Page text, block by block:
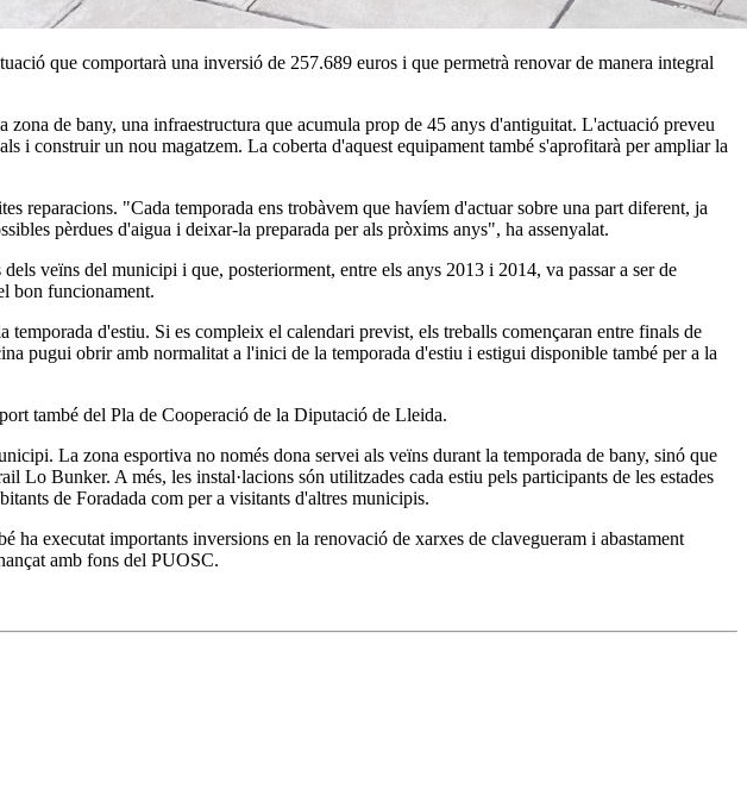
que comportarà una inversió de 257.689 euros i que permetrà renovar de manera integral
de bany, una infraestructura que acumula prop de 45 anys d'antiguitat. L'actuació preveu
i construir un nou magatzem. La coberta d'aquest equipament també s'aprofitarà per ampliar la
reparacions. "Cada temporada ens trobàvem que havíem d'actuar sobre una part diferent, ja
pèrdues d'aigua i deixar-la preparada per als pròxims anys", ha assenyalat.
veïns del municipi i que, posteriorment, entre els anys 2013 i 2014, va passar a ser de
bon funcionament.
d'estiu. Si es compleix el calendari previst, els treballs començaran entre finals de
pugui obrir amb normalitat a l'inici de la temporada d'estiu i estigui disponible també per a la
també del Pla de Cooperació de la Diputació de Lleida.
La zona esportiva no només dona servei als veïns durant la temporada de bany, sinó que
Bunker. A més, les instal·lacions són utilitzades cada estiu pels participants de les estades
de Foradada com per a visitants d'altres municipis.
ha executat importants inversions en la renovació de xarxes de clavegueram i abastament
amb fons del PUOSC.